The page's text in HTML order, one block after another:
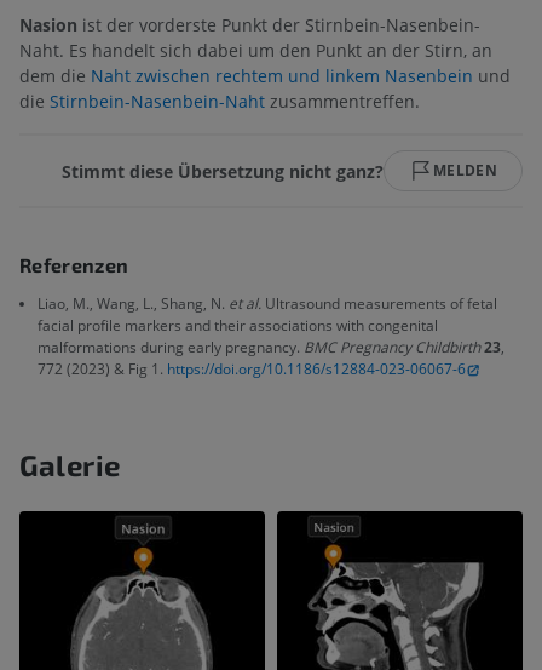
Nasion ist der vorderste Punkt der Stirnbein-Nasenbein-
Naht. Es handelt sich dabei um den Punkt an der Stirn, an
dem die Naht zwischen rechtem und linkem Nasenbein und
die Stirnbein-Nasenbein-Naht zusammentreffen.
Stimmt diese Übersetzung nicht ganz? MELDEN
Referenzen
Liao, M., Wang, L., Shang, N. et al. Ultrasound measurements of fetal
facial profile markers and their associations with congenital
malformations during early pregnancy. BMC Pregnancy Childbirth23,
772 (2023) & Fig 1. https://doi.org/10.1186/s12884-023-06067-6
Galerie